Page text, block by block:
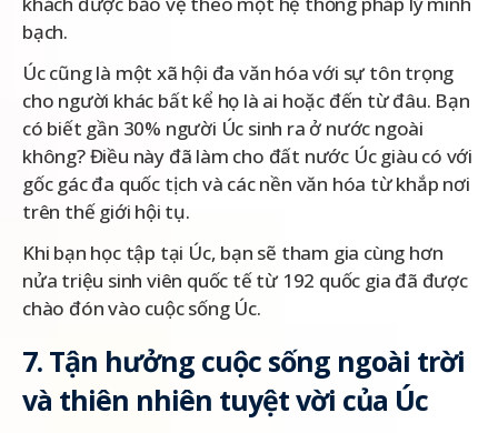
bạch.
Úc cũng là một xã hội đa văn hóa với sự tôn trọng
cho người khác bất kể họ là ai hoặc đến từ đâu. Bạn
có biết gần 30% người Úc sinh ra ở nước ngoài
không? Điều này đã làm cho đất nước Úc giàu có với
gốc gác đa quốc tịch và các nền văn hóa từ khắp nơi
trên thế giới hội tụ.
Khi bạn học tập tại Úc, bạn sẽ tham gia cùng hơn
nửa triệu sinh viên quốc tế từ 192 quốc gia đã được
chào đón vào cuộc sống Úc.
7. Tận hưởng cuộc sống ngoài trời
và thiên nhiên tuyệt vời của Úc